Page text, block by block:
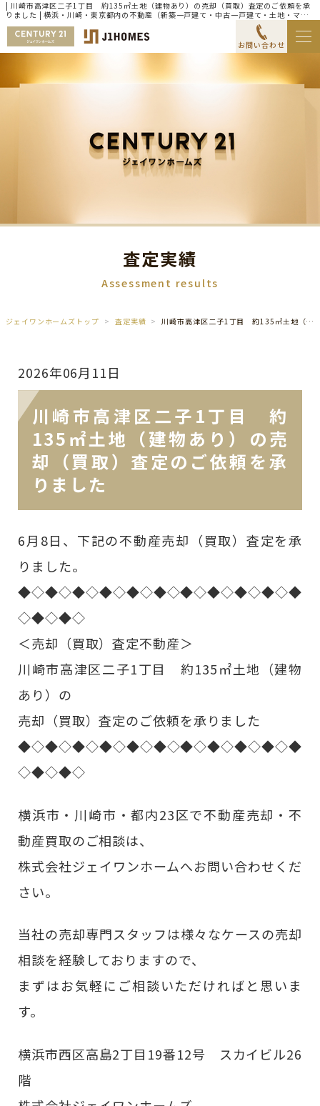
| 川崎市高津区二子1丁目 約135㎡土地（建物あり）の売却（買取）査定のご依頼を承
りました | 横浜・川崎・東京都内の不動産（新築一戸建て・中古一戸建て・土地・マン
ション）ならセンチュリー21ジェイワンホームズ
お問い合わせ
査定実績
Assessment results
ジェイワンホームズトップ 査定実績 川崎市高津区二子1丁目 約135㎡土地（建物あり）の売却（買取）査定のご依頼を承りました
2026年06月11日
川崎市高津区二子1丁目 約
135㎡土地（建物あり）の売
却（買取）査定のご依頼を承
りました
6月8日、下記の不動産売却（買取）査定を承
りました。
◆◇◆◇◆◇◆◇◆◇◆◇◆◇◆◇◆◇◆◇◆
◇◆◇◆◇
＜売却（買取）査定不動産＞
川崎市高津区二子1丁目 約135㎡土地（建物
あり）の
売却（買取）査定のご依頼を承りました
◆◇◆◇◆◇◆◇◆◇◆◇◆◇◆◇◆◇◆◇◆
◇◆◇◆◇
横浜市・川崎市・都内23区で不動産売却・不
動産買取のご相談は、
株式会社ジェイワンホームへお問い合わせくだ
さい。
当社の売却専門スタッフは様々なケースの売却
相談を経験しておりますので、
まずはお気軽にご相談いただければと思いま
す。
横浜市西区高島2丁目19番12号 スカイビル26
階